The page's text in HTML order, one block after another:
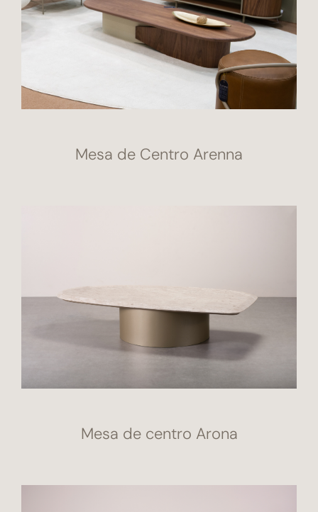
Mesa de Centro Arenna
Mesa de centro Arona